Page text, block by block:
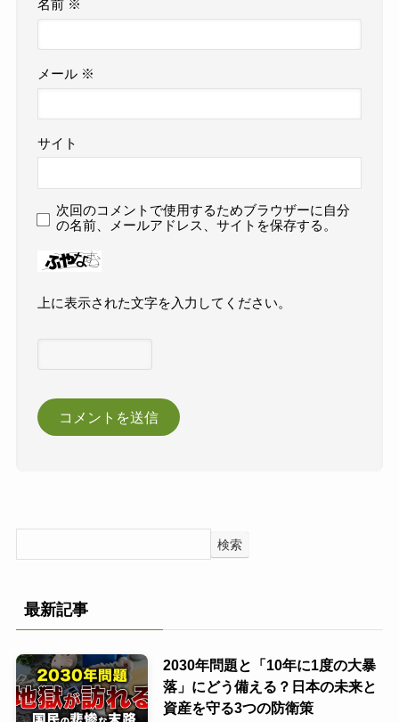
名前 ※
メール ※
サイト
次回のコメントで使用するためブラウザーに自分
の名前、メールアドレス、サイトを保存する。
上に表示された文字を入力してください。
検索
最新記事
2030年問題と「10年に1度の大暴
落」にどう備える？日本の未来と
資産を守る3つの防衛策